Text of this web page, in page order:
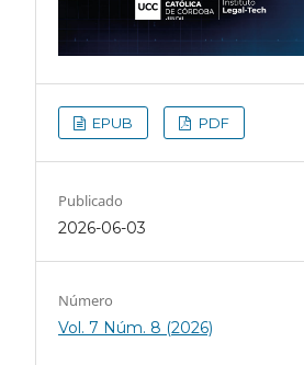
EPUB PDF
Publicado
2026-06-03
Número
Vol. 7 Núm. 8 (2026)